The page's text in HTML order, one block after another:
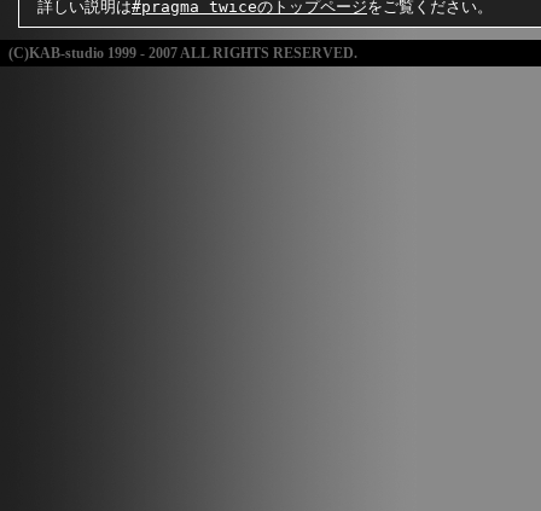
詳しい説明は#pragma twiceのトップページをご覧ください。
(C)KAB-studio 1999 - 2007 ALL RIGHTS RESERVED.